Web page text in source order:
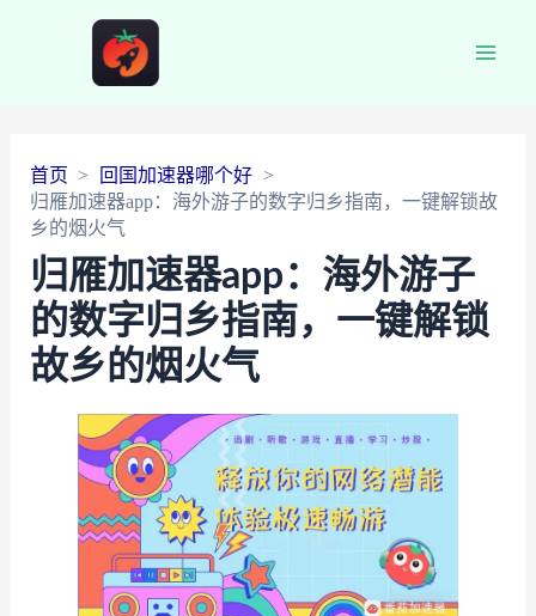
首页
回国加速器哪个好
归雁加速器app：海外游子的数字归乡指南，一键解锁故
乡的烟火气
归雁加速器app：海外游子
的数字归乡指南，一键解锁
故乡的烟火气